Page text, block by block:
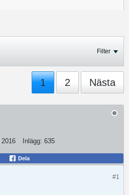
Filter
1 2 Nästa
Inlägg: 635
Dela
#1